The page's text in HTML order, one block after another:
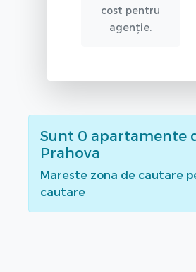
cost pentru
agenție.
Sunt 0 apartamente
Prahova
Mareste zona de cautare
cautare